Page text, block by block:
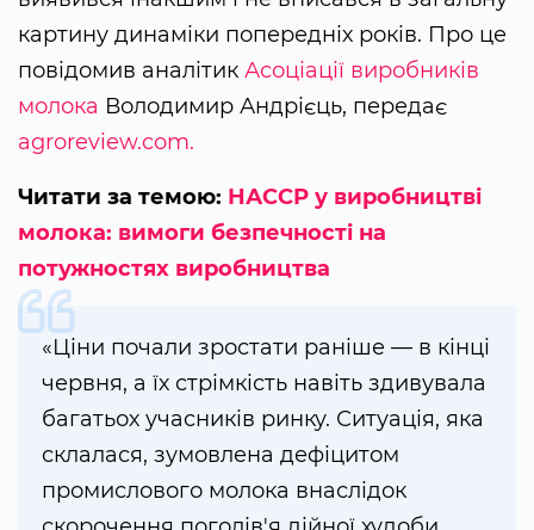
картину динаміки попередніх років. Про це
повідомив аналітик Асоціації виробників
молока Володимир Андрієць, передає
agroreview.com.
Читати за темою: НАССР у виробництві
молока: вимоги безпечності на
потужностях виробництва
«Ціни почали зростати раніше — в кінці
червня, а їх стрімкість навіть здивувала
багатьох учасників ринку. Ситуація, яка
склалася, зумовлена дефіцитом
промислового молока внаслідок